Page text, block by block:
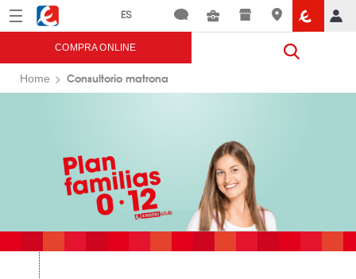
Menú Eroski
COMPRA ONLINE
Home Consultorio matrona